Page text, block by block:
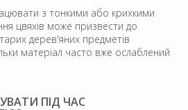
з тонкими або крихкими
цвяхів може призвести до
дерев'яних предметів
матеріал часто вже ослаблений
ПІД ЧАС